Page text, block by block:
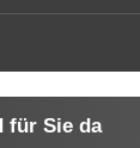
für Sie da